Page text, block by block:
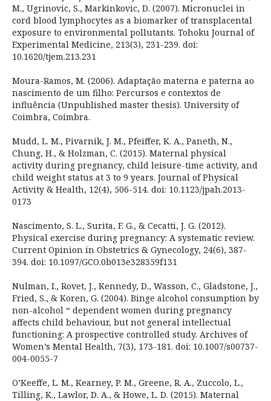
M., Ugrinovic, S., Markinkovic, D. (2007). Micronuclei in
cord blood lymphocytes as a biomarker of transplacental
exposure to environmental pollutants. Tohoku Journal of
Experimental Medicine, 213(3), 231-239. doi:
10.1620/tjem.213.231
Moura-Ramos, M. (2006). Adaptação materna e paterna ao
nascimento de um filho: Percursos e contextos de
influência (Unpublished master thesis). University of
Coimbra, Coimbra.
Mudd, L. M., Pivarnik, J. M., Pfeiffer, K. A., Paneth, N.,
Chung, H., & Holzman, C. (2015). Maternal physical
activity during pregnancy, child leisure-time activity, and
child weight status at 3 to 9 years. Journal of Physical
Activity & Health, 12(4), 506-514. doi: 10.1123/jpah.2013-
0173
Nascimento, S. L., Surita, F. G., & Cecatti, J. G. (2012).
Physical exercise during pregnancy: A systematic review.
Current Opinion in Obstetrics & Gynecology, 24(6), 387-
394. doi: 10.1097/GCO.0b013e328359f131
Nulman, I., Rovet, J., Kennedy, D., Wasson, C., Gladstone, J.,
Fried, S., & Koren, G. (2004). Binge alcohol consumption by
non-alcohol “ dependent women during pregnancy
affects child behaviour, but not general intellectual
functioning: A prospective controlled study. Archives of
Women’s Mental Health, 7(3), 173-181. doi: 10.1007/s00737-
004-0055-7
O’Keeffe, L. M., Kearney, P. M., Greene, R. A., Zuccolo, L.,
Tilling, K., Lawlor, D. A., & Howe, L. D. (2015). Maternal